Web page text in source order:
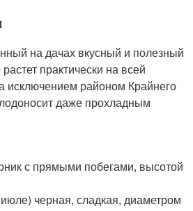
на дачах вкусный и полезный
практически на всей
исключением районом Крайнего
даже прохладным
с прямыми побегами, высотой
черная, сладкая, диаметром